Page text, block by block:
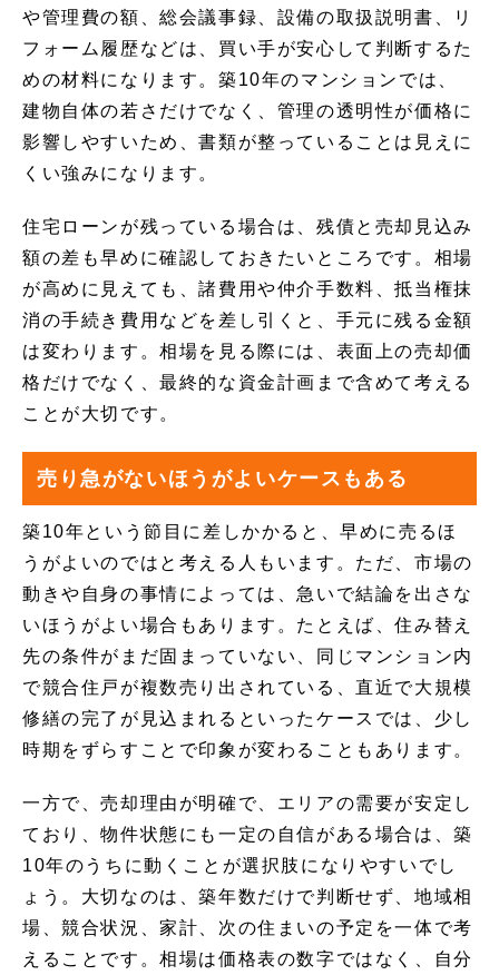
や管理費の額、総会議事録、設備の取扱説明書、リ
フォーム履歴などは、買い手が安心して判断するた
めの材料になります。築10年のマンションでは、
建物自体の若さだけでなく、管理の透明性が価格に
影響しやすいため、書類が整っていることは見えに
くい強みになります。
住宅ローンが残っている場合は、残債と売却見込み
額の差も早めに確認しておきたいところです。相場
が高めに見えても、諸費用や仲介手数料、抵当権抹
消の手続き費用などを差し引くと、手元に残る金額
は変わります。相場を見る際には、表面上の売却価
格だけでなく、最終的な資金計画まで含めて考える
ことが大切です。
売り急がないほうがよいケースもある
築10年という節目に差しかかると、早めに売るほ
うがよいのではと考える人もいます。ただ、市場の
動きや自身の事情によっては、急いで結論を出さな
いほうがよい場合もあります。たとえば、住み替え
先の条件がまだ固まっていない、同じマンション内
で競合住戸が複数売り出されている、直近で大規模
修繕の完了が見込まれるといったケースでは、少し
時期をずらすことで印象が変わることもあります。
一方で、売却理由が明確で、エリアの需要が安定し
ており、物件状態にも一定の自信がある場合は、築
10年のうちに動くことが選択肢になりやすいでし
ょう。大切なのは、築年数だけで判断せず、地域相
場、競合状況、家計、次の住まいの予定を一体で考
えることです。相場は価格表の数字ではなく、自分